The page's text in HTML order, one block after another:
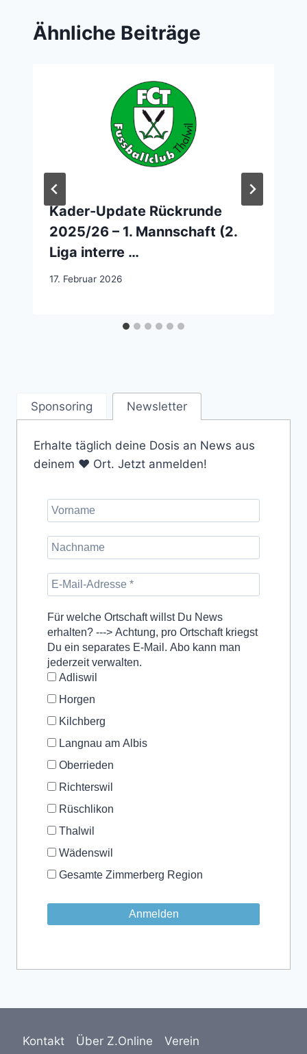
Ähnliche Beiträge
Kader-Update Rückrunde
2025/26 – 1. Mannschaft (2.
Liga interre …
17. Februar 2026
Sponsoring Newsletter
Erhalte täglich deine Dosis an News aus
deinem ❤️ Ort. Jetzt anmelden!
Für welche Ortschaft willst Du News
erhalten? ---> Achtung, pro Ortschaft kriegst
Du ein separates E-Mail. Abo kann man
jederzeit verwalten.
Adliswil
Horgen
Kilchberg
Langnau am Albis
Oberrieden
Richterswil
Rüschlikon
Thalwil
Wädenswil
Gesamte Zimmerberg Region
Kontakt Über Z.Online Verein